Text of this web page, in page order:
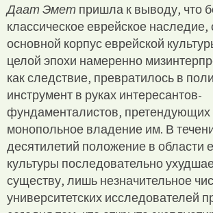
Даат Эмет пришла к выводу, что
классическое еврейское
основной корпус еврейской
целой эпохи намеренно
как следствие, превратилось в
инструмент в руках интересантов-
фундаменталистов, претендующих
монопольное владение им. В
десятилетий положение в области
культуры последовательно
существу, лишь незначительное
университетских исследователей